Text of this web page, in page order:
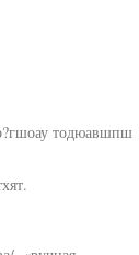
тодюавшпш